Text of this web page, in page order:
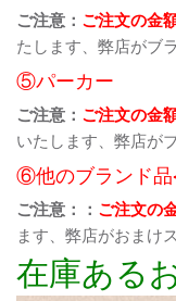
ご注意： ご注文の金
たします、弊店がブ
⑤パーカー
ご注意： ご注文の金
いたします、弊店が
⑥他のブランド品
ご注意：： ご注文の
ます、弊店がおまけ
在庫ある